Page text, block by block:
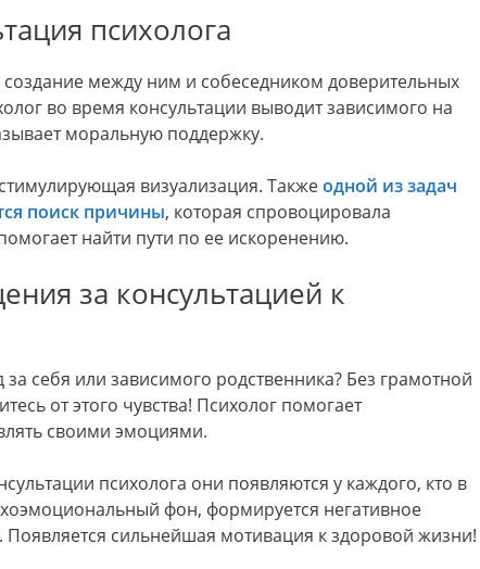
психолога
между ним и собеседником доверительных
во время консультации выводит зависимого на
моральную поддержку.
визуализация. Такжеодной из задач
поиск причины, которая спровоцировала
найти пути по ее искоренению.
за консультацией к
себя или зависимого родственника? Без грамотной
от этого чувства! Психолог помогает
своими эмоциями.
психолога они появляются у каждого, кто в
фон, формируется негативное
сильнейшая мотивация к здоровой жизни!